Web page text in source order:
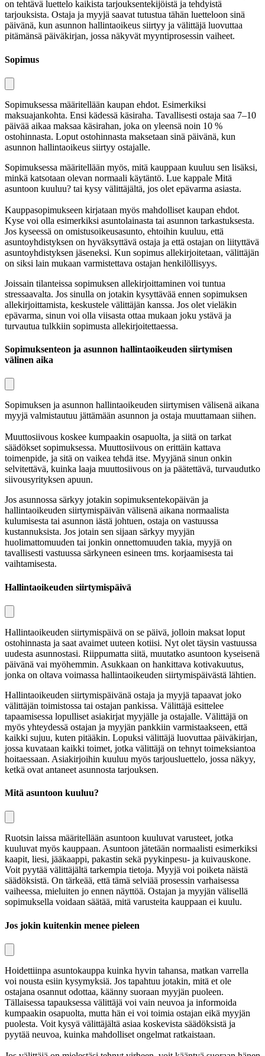
on tehtävä luettelo kaikista tarjouksentekijöistä ja tehdyistä
tarjouksista. Ostaja ja myyjä saavat tutustua tähän luetteloon sinä
päivänä, kun asunnon hallintaoikeus siirtyy ja välittäjä luovuttaa
pitämänsä päiväkirjan, jossa näkyvät myyntiprosessin vaiheet.
Sopimus
Sopimuksessa määritellään kaupan ehdot. Esimerkiksi
maksuajankohta. Ensi kädessä käsiraha. Tavallisesti ostaja saa 7–10
päivää aikaa maksaa käsirahan, joka on yleensä noin 10 %
ostohinnasta. Loput ostohinnasta maksetaan sinä päivänä, kun
asunnon hallintaoikeus siirtyy ostajalle.
Sopimuksessa määritellään myös, mitä kauppaan kuuluu sen lisäksi,
minkä katsotaan olevan normaali käytäntö. Lue kappale Mitä
asuntoon kuuluu? tai kysy välittäjältä, jos olet epävarma asiasta.
Kauppasopimukseen kirjataan myös mahdolliset kaupan ehdot.
Kyse voi olla esimerkiksi asuntolainasta tai asunnon tarkastuksesta.
Jos kyseessä on omistusoikeusasunto, ehtoihin kuuluu, että
asuntoyhdistyksen on hyväksyttävä ostaja ja että ostajan on liityttävä
asuntoyhdistyksen jäseneksi. Kun sopimus allekirjoitetaan, välittäjän
on siksi lain mukaan varmistettava ostajan henkilöllisyys.
Joissain tilanteissa sopimuksen allekirjoittaminen voi tuntua
stressaavalta. Jos sinulla on jotakin kysyttävää ennen sopimuksen
allekirjoittamista, keskustele välittäjän kanssa. Jos olet vieläkin
epävarma, sinun voi olla viisasta ottaa mukaan joku ystävä ja
turvautua tulkkiin sopimusta allekirjoitettaessa.
Sopimuksenteon ja asunnon hallintaoikeuden siirtymisen
välinen aika
Sopimuksen ja asunnon hallintaoikeuden siirtymisen välisenä aikana
myyjä valmistautuu jättämään asunnon ja ostaja muuttamaan siihen.
Muuttosiivous koskee kumpaakin osapuolta, ja siitä on tarkat
säädökset sopimuksessa. Muuttosiivous on erittäin kattava
toimenpide, ja sitä on vaikea tehdä itse. Myyjänä sinun onkin
selvitettävä, kuinka laaja muuttosiivous on ja päätettävä, turvaudutko
siivousyrityksen apuun.
Jos asunnossa särkyy jotakin sopimuksentekopäivän ja
hallintaoikeuden siirtymispäivän välisenä aikana normaalista
kulumisesta tai asunnon iästä johtuen, ostaja on vastuussa
kustannuksista. Jos jotain sen sijaan särkyy myyjän
huolimattomuuden tai jonkin onnettomuuden takia, myyjä on
tavallisesti vastuussa särkyneen esineen tms. korjaamisesta tai
vaihtamisesta.
Hallintaoikeuden siirtymispäivä
Hallintaoikeuden siirtymispäivä on se päivä, jolloin maksat loput
ostohinnasta ja saat avaimet uuteen kotiisi. Nyt olet täysin vastuussa
uudesta asunnostasi. Riippumatta siitä, muutatko asuntoon kyseisenä
päivänä vai myöhemmin. Asukkaan on hankittava kotivakuutus,
jonka on oltava voimassa hallintaoikeuden siirtymispäivästä lähtien.
Hallintaoikeuden siirtymispäivänä ostaja ja myyjä tapaavat joko
välittäjän toimistossa tai ostajan pankissa. Välittäjä esittelee
tapaamisessa lopulliset asiakirjat myyjälle ja ostajalle. Välittäjä on
myös yhteydessä ostajan ja myyjän pankkiin varmistaakseen, että
kaikki sujuu, kuten pitääkin. Lopuksi välittäjä luovuttaa päiväkirjan,
jossa kuvataan kaikki toimet, jotka välittäjä on tehnyt toimeksiantoa
hoitaessaan. Asiakirjoihin kuuluu myös tarjousluettelo, jossa näkyy,
ketkä ovat antaneet asunnosta tarjouksen.
Mitä asuntoon kuuluu?
Ruotsin laissa määritellään asuntoon kuuluvat varusteet, jotka
kuuluvat myös kauppaan. Asuntoon jätetään normaalisti esimerkiksi
kaapit, liesi, jääkaappi, pakastin sekä pyykinpesu- ja kuivauskone.
Voit pyytää välittäjältä tarkempia tietoja. Myyjä voi poiketa näistä
säädöksistä. On tärkeää, että tämä selviää prosessin varhaisessa
vaiheessa, mieluiten jo ennen näyttöä. Ostajan ja myyjän välisellä
sopimuksella voidaan säätää, mitä varusteita kauppaan ei kuulu.
Jos jokin kuitenkin menee pieleen
Hoidettiinpa asuntokauppa kuinka hyvin tahansa, matkan varrella
voi nousta esiin kysymyksiä. Jos tapahtuu jotakin, mitä et ole
ostajana osannut odottaa, käänny suoraan myyjän puoleen.
Tällaisessa tapauksessa välittäjä voi vain neuvoa ja informoida
kumpaakin osapuolta, mutta hän ei voi toimia ostajan eikä myyjän
puolesta. Voit kysyä välittäjältä asiaa koskevista säädöksistä ja
pyytää neuvoa, kuinka mahdolliset ongelmat ratkaistaan.